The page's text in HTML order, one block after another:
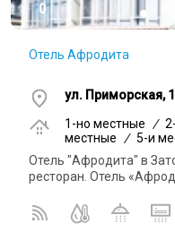
0
Отель Афродита
ул. Приморская,
1-но местные
/
местные
/ 5-и
Отель "Афродита" в
ресторан. Отель